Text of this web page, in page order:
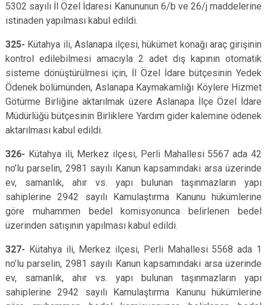
5302 sayılı İl Özel İdaresi Kanununun 6/b ve 26/j maddelerine
istinaden yapılması kabul edildi.
325- Kütahya ili, Aslanapa ilçesi, hükümet konağı araç girişinin
kontrol edilebilmesi amacıyla 2 adet dış kapının otomatik
sisteme dönüştürülmesi için, İl Özel İdare bütçesinin Yedek
Ödenek bölümünden, Aslanapa Kaymakamlığı Köylere Hizmet
Götürme Birliğine aktarılmak üzere Aslanapa İlçe Özel İdare
Müdürlüğü bütçesinin Birliklere Yardım gider kalemine ödenek
aktarılması kabul edildi.
326- Kütahya ili, Merkez ilçesi, Perli Mahallesi 5567 ada 42
no’lu parselin, 2981 sayılı Kanun kapsamındaki arsa üzerinde
ev, samanlık, ahır vs. yapı bulunan taşınmazların yapı
sahiplerine 2942 sayılı Kamulaştırma Kanunu hükümlerine
göre muhammen bedel komisyonunca belirlenen bedel
üzerinden satışının yapılması kabul edildi.
327- Kütahya ili, Merkez ilçesi, Perli Mahallesi 5568 ada 1
no’lu parselin, 2981 sayılı Kanun kapsamındaki arsa üzerinde
ev, samanlık, ahır vs. yapı bulunan taşınmazların yapı
sahiplerine 2942 sayılı Kamulaştırma Kanunu hükümlerine